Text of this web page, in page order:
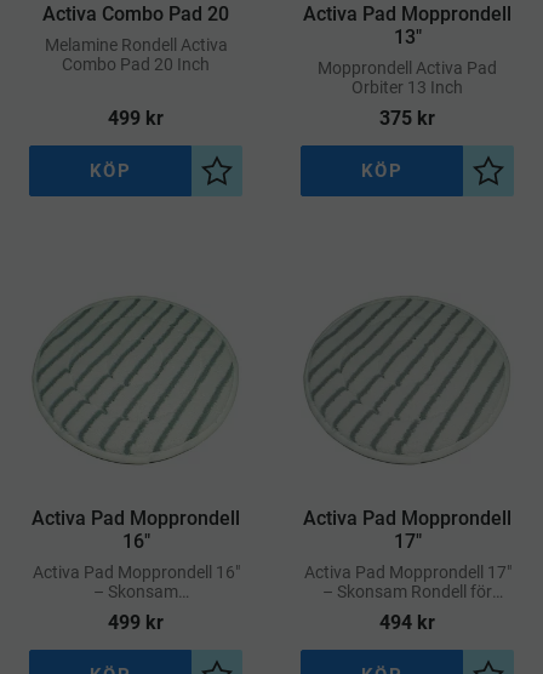
Activa Combo Pad 20
​Melamine Rondell Activa
Combo Pad 20 Inch
499 kr
Lägg till i önskelista
KÖP
Activa Pad Mopprondell
13"
Mopprondell Activa Pad
Orbiter 13 Inch
375 kr
Lägg
KÖP
Activa Pad Mopprondell
16"
Activa Pad Mopprondell 16"
– Skonsam
Rengöringsrondell för Fina
Golvytor
499 kr
Activa Pad Mopprondell
17"
Activa Pad Mopprondell 17"
– Skonsam Rondell för
Polering & Underhåll av
Känsliga Golv
494 kr